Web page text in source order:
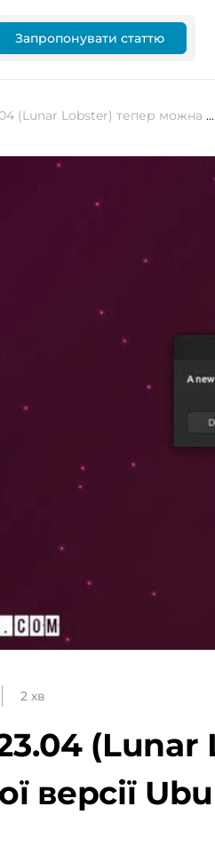
Запропонувати статтю
Ubuntu 23.04 (Lunar Lobster) тепер можна оновити до останньої версії Ubuntu 23.10 (Mantic Minotaur)
2 хв
версії